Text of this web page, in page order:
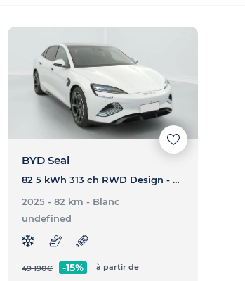
BYD Seal
82 5 kWh 313 ch RWD Design - SEAL 82 5 kWh 313 ch RWD Design
2025 - 82 km- Blanc
undefined
49 190€ -15% à partir de